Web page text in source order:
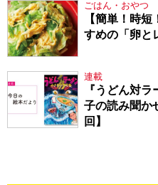
ごはん・おやつ
【簡単！時
すめの「卵と
連載
『うどん対
子の読み聞か
回】